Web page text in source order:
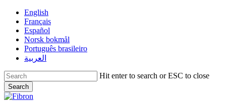
Skip
main
content
English
Français
Español
Norsk bokmål
Português brasileiro
العربية
Hit enter to search or ESC to close
Search
Close